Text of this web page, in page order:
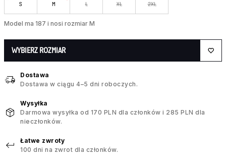
S M L XL 2XL
Model ma 187 i nosi rozmiar M
WYBIERZ ROZMIAR
Dostawa
Dostawa w ciągu 4–5 dni roboczych.
Wysyłka
Darmowa wysyłka od 170 PLN dla członków i 285 PLN dla
nieczłonków.
Łatwe zwroty
100 dni na zwrot dla członków.